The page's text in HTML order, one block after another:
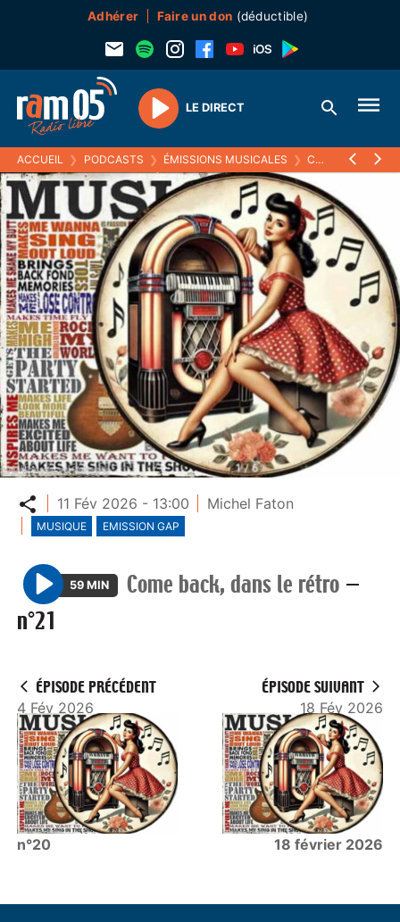
Adhérer Faire un don (déductible)
Play
LE DIRECT
ACCUEIL ❯ PODCASTS ❯ ÉMISSIONS MUSICALES ❯ COME BACK, DANS LE RÉTRO
Partager
11 Fév 2026 - 13:00 Michel Faton
MUSIQUE EMISSION GAP
P
l
59 MIN Come back, dans le rétro —
n°21
ÉPISODE PRÉCÉDENT
4 Fév 2026
n°20
ÉPISODE SUIVANT
18 Fév 2026
18 février 2026